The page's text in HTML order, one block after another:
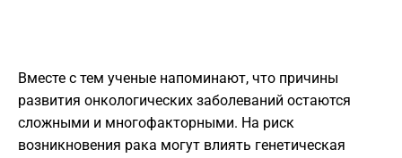
Вместе с тем ученые напоминают, что причины
развития онкологических заболеваний остаются
сложными и многофакторными. На риск
возникновения рака могут влиять генетическая